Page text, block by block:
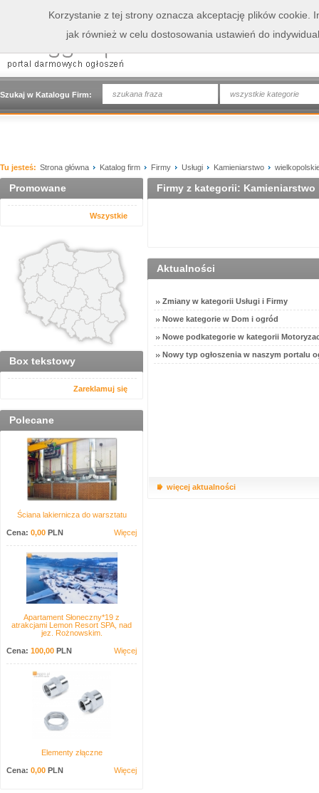
Szukaj w Katalogu Firm: wszystkie kategorie
Tu jesteś: Strona główna Katalog firm Firmy Usługi Kamieniarstwo
Promowane
Wszystkie
Box tekstowy
Zareklamuj się
Polecane
Ściana lakiernicza do warsztatu
Cena: 0,00 PLN Więcej
Apartament Słoneczny*19 z
atrakcjami Lemon Resort SPA, nad
jez. Rożnowskim.
Cena: 100,00 PLN Więcej
Elementy złączne
Cena: 0,00 PLN Więcej
Firmy z kategorii: Kamieniarstwo
Aktualności
Zmiany w kategorii Usługi i Firmy
Nowe kategorie w Dom i ogród
Nowe podkategorie w kategorii
Nowy typ ogłoszenia w naszym portalu
więcej aktualności
Korzystanie z tej strony oznacza akceptację plików cookie.
jak również w celu dostosowania ustawień do